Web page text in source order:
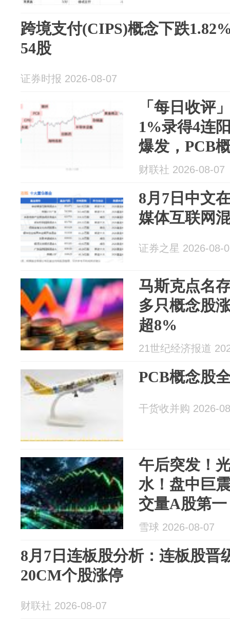
跨境支付(CIPS)概念下跌
54股
证券时报 2026-08-07
「每日收评
1%录得4连
爆发，PCB
财联社 2026-08-07
8月7日中文
媒体互联网
证券之星 2026-08-
马斯克点名
多只概念股
超8%
21世纪经济报道
PCB概念股
干货收并购 2026-
午后突发！
水！盘中巨
交量A股第
雪球 2026-08-07
8月7日连板股分析：连板股晋
20CM个股涨停
财联社 2026-08-07